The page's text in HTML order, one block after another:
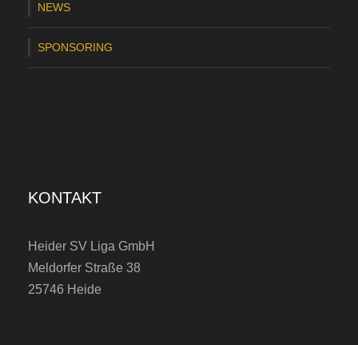
d
e
NEWS
SPONSORING
KONTAKT
Heider SV Liga GmbH
Meldorfer Straße 38
25746 Heide